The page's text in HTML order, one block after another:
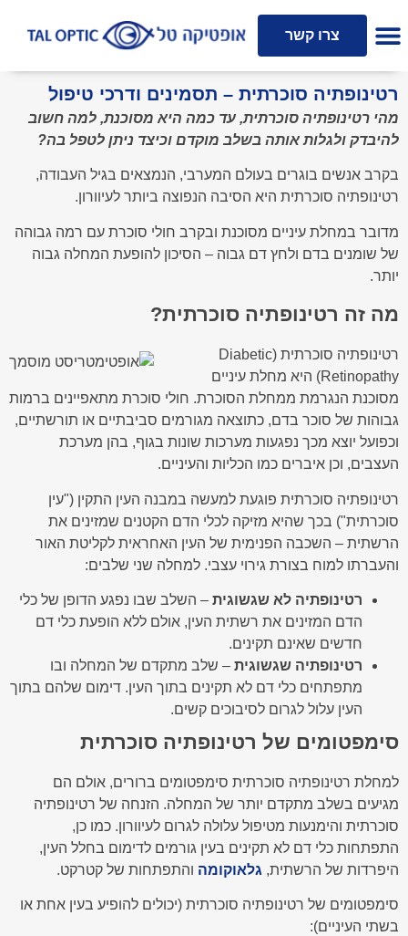
צרו קשר
רטינופתיה סוכרתית – תסמינים ודרכי טיפול
מהי רטינופתיה סוכרתית, עד כמה היא מסוכנת, למה חשוב
להיבדק ולגלות אותה בשלב מוקדם וכיצד ניתן לטפל בה?
בקרב אנשים בוגרים בעולם המערבי, הנמצאים בגיל העבודה,
רטינופתיה סוכרתית היא הסיבה הנפוצה ביותר לעיוורון.
מדובר במחלת עיניים מסוכנת ובקרב חולי סוכרת עם רמה גבוהה
של שומנים בדם ולחץ דם גבוה – הסיכון להופעת המחלה גבוה
יותר.
מה זה רטינופתיה סוכרתית?
רטינופתיה סוכרתית (Diabetic
Retinopathy) היא מחלת עיניים
מסוכנת הנגרמת ממחלת הסוכרת. חולי סוכרת מתאפיינים ברמות
גבוהות של סוכר בדם, כתוצאה מגורמים סביבתיים או תורשתיים,
וכפועל יוצא מכך נפגעות מערכות שונות בגוף, בהן מערכת
העצבים, וכן איברים כמו הכליות והעיניים.
רטינופתיה סוכרתית פוגעת למעשה במבנה העין התקין ("עין
סוכרתית") בכך שהיא מזיקה לכלי הדם הקטנים שמזינים את
הרשתית – השכבה הפנימית של העין האחראית לקליטת האור
והעברתו למוח בצורת גירוי עצבי. למחלה שני שלבים:
רטינופתיה לא שגשוגית – השלב שבו נפגע הדופן של כלי
הדם המזינים את רשתית העין, אולם ללא הופעת כלי דם
חדשים שאינם תקינים.
רטינופתיה שגשוגית – שלב מתקדם של המחלה ובו
מתפתחים כלי דם לא תקינים בתוך העין. דימום שלהם בתוך
העין עלול לגרום לסיבוכים קשים.
סימפטומים של רטינופתיה סוכרתית
למחלת רטינופתיה סוכרתית סימפטומים ברורים, אולם הם
מגיעים בשלב מתקדם יותר של המחלה. הזנחה של רטינופתיה
סוכרתית והימנעות מטיפול עלולה לגרום לעיוורון. כמו כן,
התפתחות כלי דם לא תקינים בעין גורמים לדימום בחלל העין,
היפרדות של הרשתית, גלאוקומה והתפתחות של קטרקט.
סימפטומים של רטינופתיה סוכרתית (יכולים להופיע בעין אחת או
בשתי העיניים):